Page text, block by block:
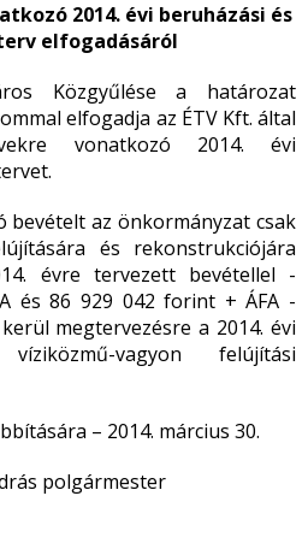
2014. évi beruházási és
elfogadásáról
Közgyűlése a határozat
elfogadja az ÉTV Kft. által
vonatkozó 2014. évi
bevételt az önkormányzat csak
és rekonstrukciójára
évre tervezett bevétellel -
és 86 929 042 forint + ÁFA -
megtervezésre a 2014. évi
vagyon felújítási
– 2014. március 30.
polgármester